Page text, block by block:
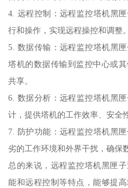
4. 远程控制：远程监控塔机黑
行和操作，实现远程操控和调整。
5. 数据传输：远程监控塔机黑
塔机的数据传输到监控中心或
共享。
6. 数据分析：远程监控塔机黑
计，提供塔机的工作效率、安全
7. 防护功能：远程监控塔机黑
劣的工作环境和外界干扰，确保
总的来说，远程监控塔机黑匣
能和远程控制等特点，能够提